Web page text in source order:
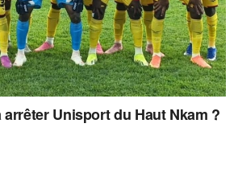
Unisport du Haut Nkam ?